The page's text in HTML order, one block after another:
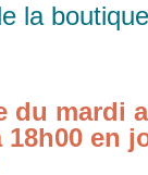
la
du mardi
18h00 en